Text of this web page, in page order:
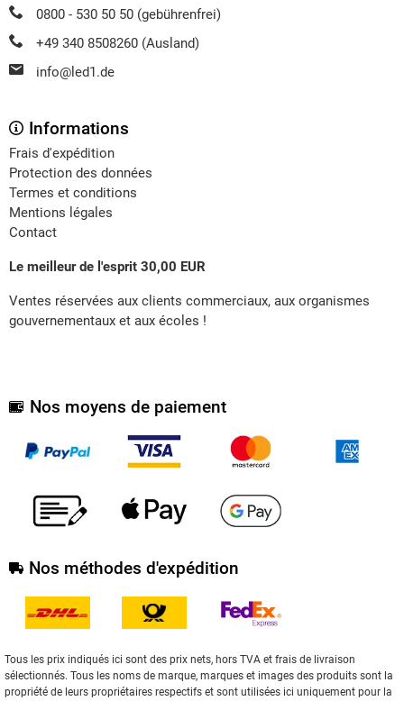
0800 - 530 50 50 (gebührenfrei)
+49 340 8508260 (Ausland)
info@led1.de
Informations
Frais d'expédition
Protection des données
Termes et conditions
Mentions légales
Contact
Le meilleur de l'esprit 30,00 EUR
Ventes réservées aux clients commerciaux, aux organismes
gouvernementaux et aux écoles !
Nos moyens de paiement
Nos méthodes d'expédition
Tous les prix indiqués ici sont des prix nets, hors TVA et frais de livraison
sélectionnés. Tous les noms de marque, marques et images des produits sont la
propriété de leurs propriétaires respectifs et sont utilisées ici uniquement pour la